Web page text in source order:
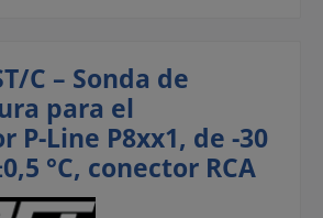
C – Sonda de
para el
P-Line P8xx1, de -30
°C, conector RCA